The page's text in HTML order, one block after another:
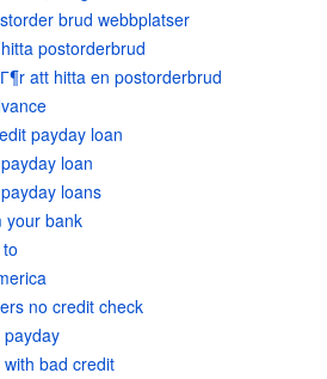
brud webbplatser
postorderbrud
att hitta en postorderbrud
payday loan
loan
loans
your bank
no credit check
bad credit